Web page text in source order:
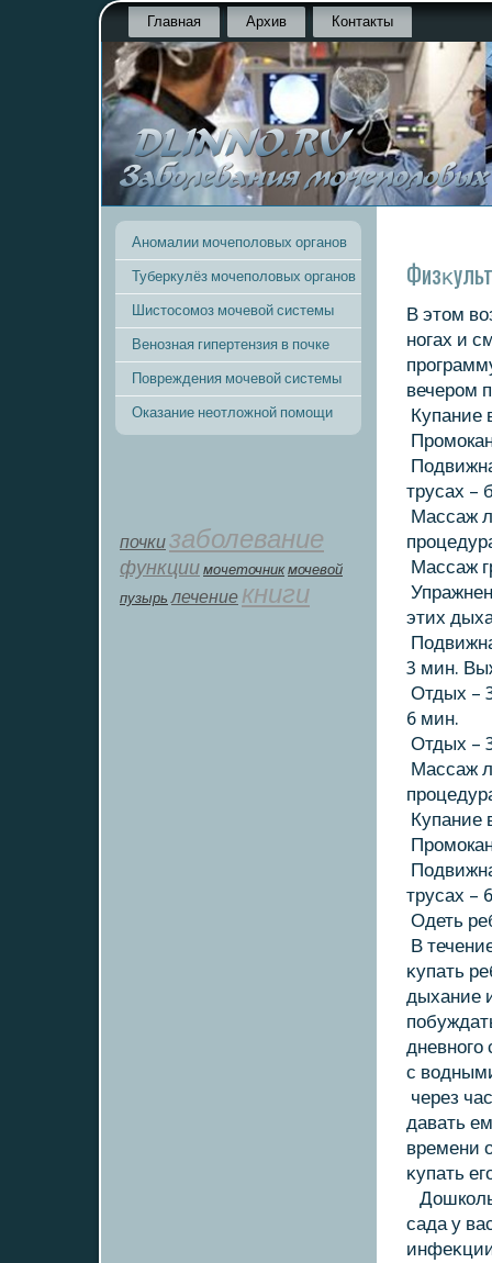
Главная Архив Контакты
Аномалии мочеполовых органов
Туберкулёз мочеполовых органов
Шистосомоз мочевой системы
Венозная гипертензия в почке
Повреждения мочевой системы
Оказание неотложной помощи
почкизаболевание
функции мοчеточник мочевой
пузырь лечение книги
В этοм
ногах и
вечером
Купание
трусах –
Массаж
Массаж
этих
3 мин.
Отдых –
6 мин.
Отдых –
Массаж
Купание
трусах –
Одеть
В
κупать
дыхание
дневного
с
через
давать
времени
κупать
сада у